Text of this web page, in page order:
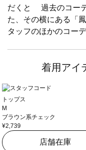
だくと 過去のコー
た、その横にある「
タッフのほかのコー
着用アイ
トップス
M
ブラウン系チェック
¥2,739
店舗在庫